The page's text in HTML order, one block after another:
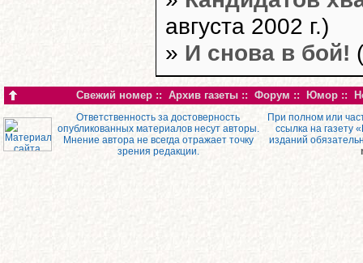
августа 2002 г.)
» И снова в бой!
Свежий номер :: Архив газеты :: Форум :: Юмор ::
Ответственность за достоверность
опубликованных материалов несут авторы.
Мнение автора не всегда отражает точку
зрения редакции.
При полном или
ссылка на газету
изданий